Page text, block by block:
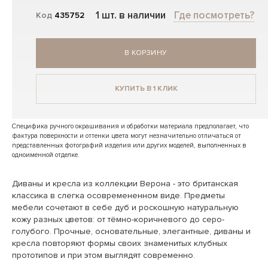
Код 435752 1 шт. в наличии Где посмотреть?
В КОРЗИНУ
КУПИТЬ В 1 КЛИК
Специфика ручного окрашивания и обработки материала предполагает, что
фактура поверхности и оттенки цвета могут незначительно отличаться от
представленных фотографий изделия или других моделей, выполненных в
одноименной отделке.
Диваны и кресла из коллекции Верона - это британская
классика в слегка осовремененном виде. Предметы
мебели сочетают в себе дуб и роскошную натуральную
кожу разных цветов: от тёмно-коричневого до серо-
голубого. Прочные, основательные, элегантные, диваны и
кресла повторяют формы своих знаменитых клубных
прототипов и при этом выглядят современно.